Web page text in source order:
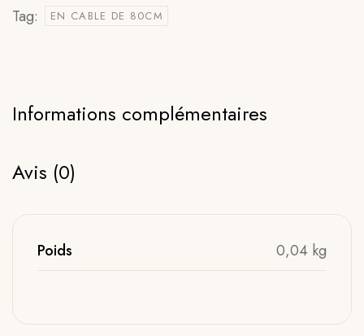
Tag: EN CABLE DE 80CM
Informations complémentaires
Avis (0)
Poids 0,04 kg